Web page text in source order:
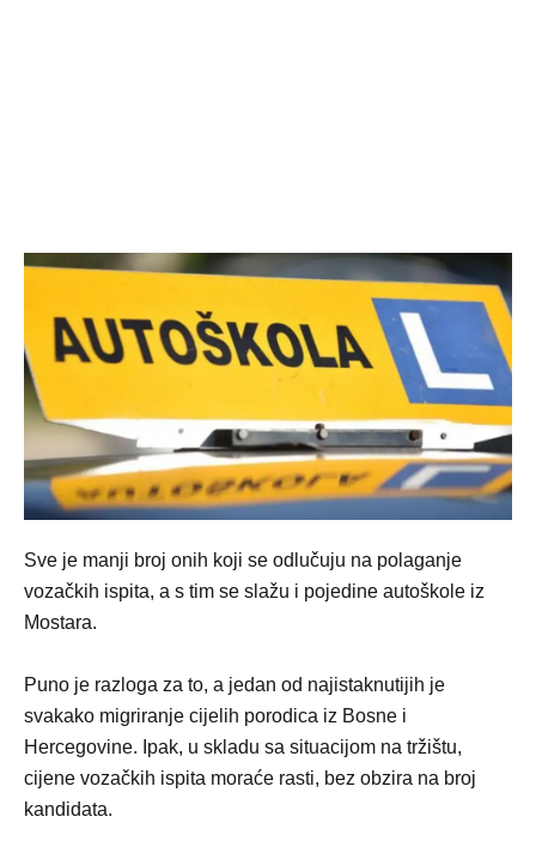
Sve je manji broj onih koji se odlučuju na polaganje
vozačkih ispita, a s tim se slažu i pojedine autoškole iz
Mostara.
Puno je razloga za to, a jedan od najistaknutijih je
svakako migriranje cijelih porodica iz Bosne i
Hercegovine. Ipak, u skladu sa situacijom na tržištu,
cijene vozačkih ispita moraće rasti, bez obzira na broj
kandidata.